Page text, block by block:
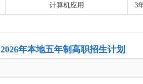
计算机应用 3
2026年本地五年制高职招生计划